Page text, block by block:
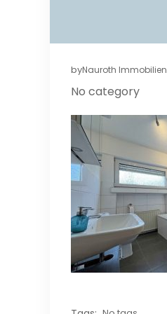
byNauroth Immobilien
No category